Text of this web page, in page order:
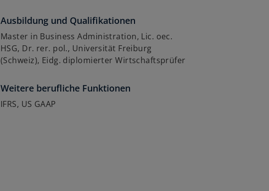
Ausbildung und Qualifikationen
Master in Business Administration, Lic. oec.
HSG, Dr. rer. pol., Universität Freiburg
(Schweiz), Eidg. diplomierter Wirtschaftsprüfer
Weitere berufliche Funktionen
IFRS, US GAAP